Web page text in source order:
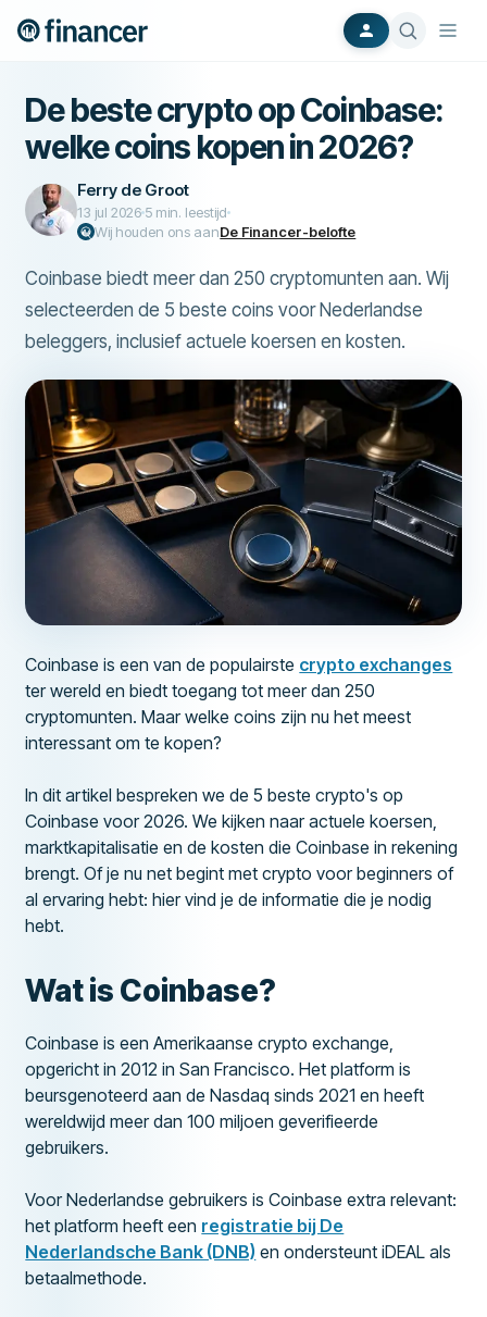
De beste crypto op Coinbase:
welke coins kopen in 2026?
Ferry de Groot
13 jul 2026 5 min. leestijd
Wij houden ons aanDe Financer-belofte
Coinbase biedt meer dan 250 cryptomunten aan. Wij
selecteerden de 5 beste coins voor Nederlandse
beleggers, inclusief actuele koersen en kosten.
Coinbase is een van de populairste crypto exchanges
ter wereld en biedt toegang tot meer dan 250
cryptomunten. Maar welke coins zijn nu het meest
interessant om te kopen?
In dit artikel bespreken we de 5 beste crypto's op
Coinbase voor 2026. We kijken naar actuele koersen,
marktkapitalisatie en de kosten die Coinbase in rekening
brengt. Of je nu net begint met crypto voor beginners of
al ervaring hebt: hier vind je de informatie die je nodig
hebt.
Wat is Coinbase?
Coinbase is een Amerikaanse crypto exchange,
opgericht in 2012 in San Francisco. Het platform is
beursgenoteerd aan de Nasdaq sinds 2021 en heeft
wereldwijd meer dan 100 miljoen geverifieerde
gebruikers.
Voor Nederlandse gebruikers is Coinbase extra relevant:
het platform heeft een registratie bij De
Nederlandsche Bank (DNB) en ondersteunt iDEAL als
betaalmethode.